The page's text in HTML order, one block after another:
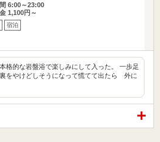
6:00～23:00
1,100円～
宿泊
格的な岩盤浴で楽しみにして入った。 一歩足
をやけどしそうになって慌てて出たら 外に